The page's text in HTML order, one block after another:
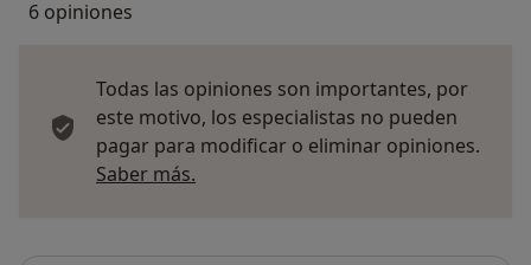
6 opiniones
Todas las opiniones son importantes, por
este motivo, los especialistas no pueden
pagar para modificar o eliminar opiniones.
Saber más.